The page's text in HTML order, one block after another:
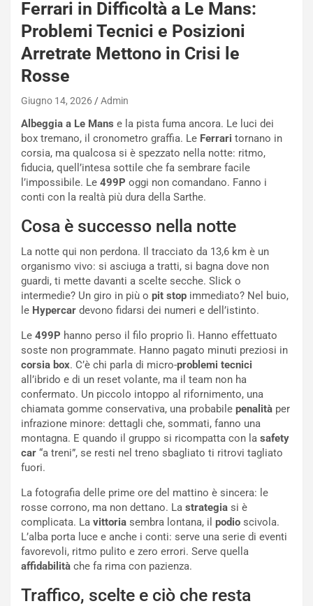
Ferrari in Difficoltà a Le Mans:
Problemi Tecnici e Posizioni
Arretrate Mettono in Crisi le
Rosse
Giugno 14, 2026 Admin
Albeggia a Le Mans e la pista fuma ancora. Le luci dei
box tremano, il cronometro graffia. Le Ferrari tornano in
corsia, ma qualcosa si è spezzato nella notte: ritmo,
fiducia, quell’intesa sottile che fa sembrare facile
l’impossibile. Le 499P oggi non comandano. Fanno i
conti con la realtà più dura della Sarthe.
Cosa è successo nella notte
La notte qui non perdona. Il tracciato da 13,6 km è un
organismo vivo: si asciuga a tratti, si bagna dove non
guardi, ti mette davanti a scelte secche. Slick o
intermedie? Un giro in più o pit stop immediato? Nel buio,
le Hypercar devono fidarsi dei numeri e dell’istinto.
Le 499P hanno perso il filo proprio lì. Hanno effettuato
soste non programmate. Hanno pagato minuti preziosi in
corsia box. C’è chi parla di micro-problemi tecnici
all’ibrido e di un reset volante, ma il team non ha
confermato. Un piccolo intoppo al rifornimento, una
chiamata gomme conservativa, una probabile penalità per
infrazione minore: dettagli che, sommati, fanno una
montagna. E quando il gruppo si ricompatta con la safety
car “a treni”, se resti nel treno sbagliato ti ritrovi tagliato
fuori.
La fotografia delle prime ore del mattino è sincera: le
rosse corrono, ma non dettano. La strategia si è
complicata. La vittoria sembra lontana, il podio scivola.
L’alba porta luce e anche i conti: serve una serie di eventi
favorevoli, ritmo pulito e zero errori. Serve quella
affidabilità che fa rima con pazienza.
Traffico, scelte e ciò che resta
s
c
e
u
N
u
o
v
o
R
e
c
o
d
M
o
d
a
e
V
g
g
o
p
ù
NOTIZIE
C
o
n
e
m
a
o
O
a
o
d
P
a
e
n
z
a
d
e